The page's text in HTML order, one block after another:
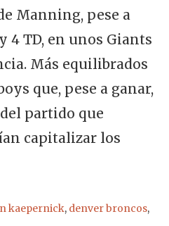
Manning, pese a
4 TD, en unos Giants
Más equilibrados
que, pese a ganar,
partido que
capitalizar los
kaepernick, denver broncos,